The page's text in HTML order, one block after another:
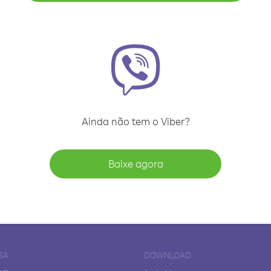
Ainda não tem o Viber?
Baixe agora
DOWNLOAD